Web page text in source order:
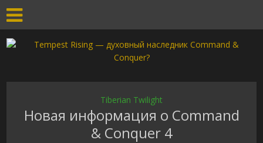
Tiberian Twilight
Новая информация о Command
& Conquer 4